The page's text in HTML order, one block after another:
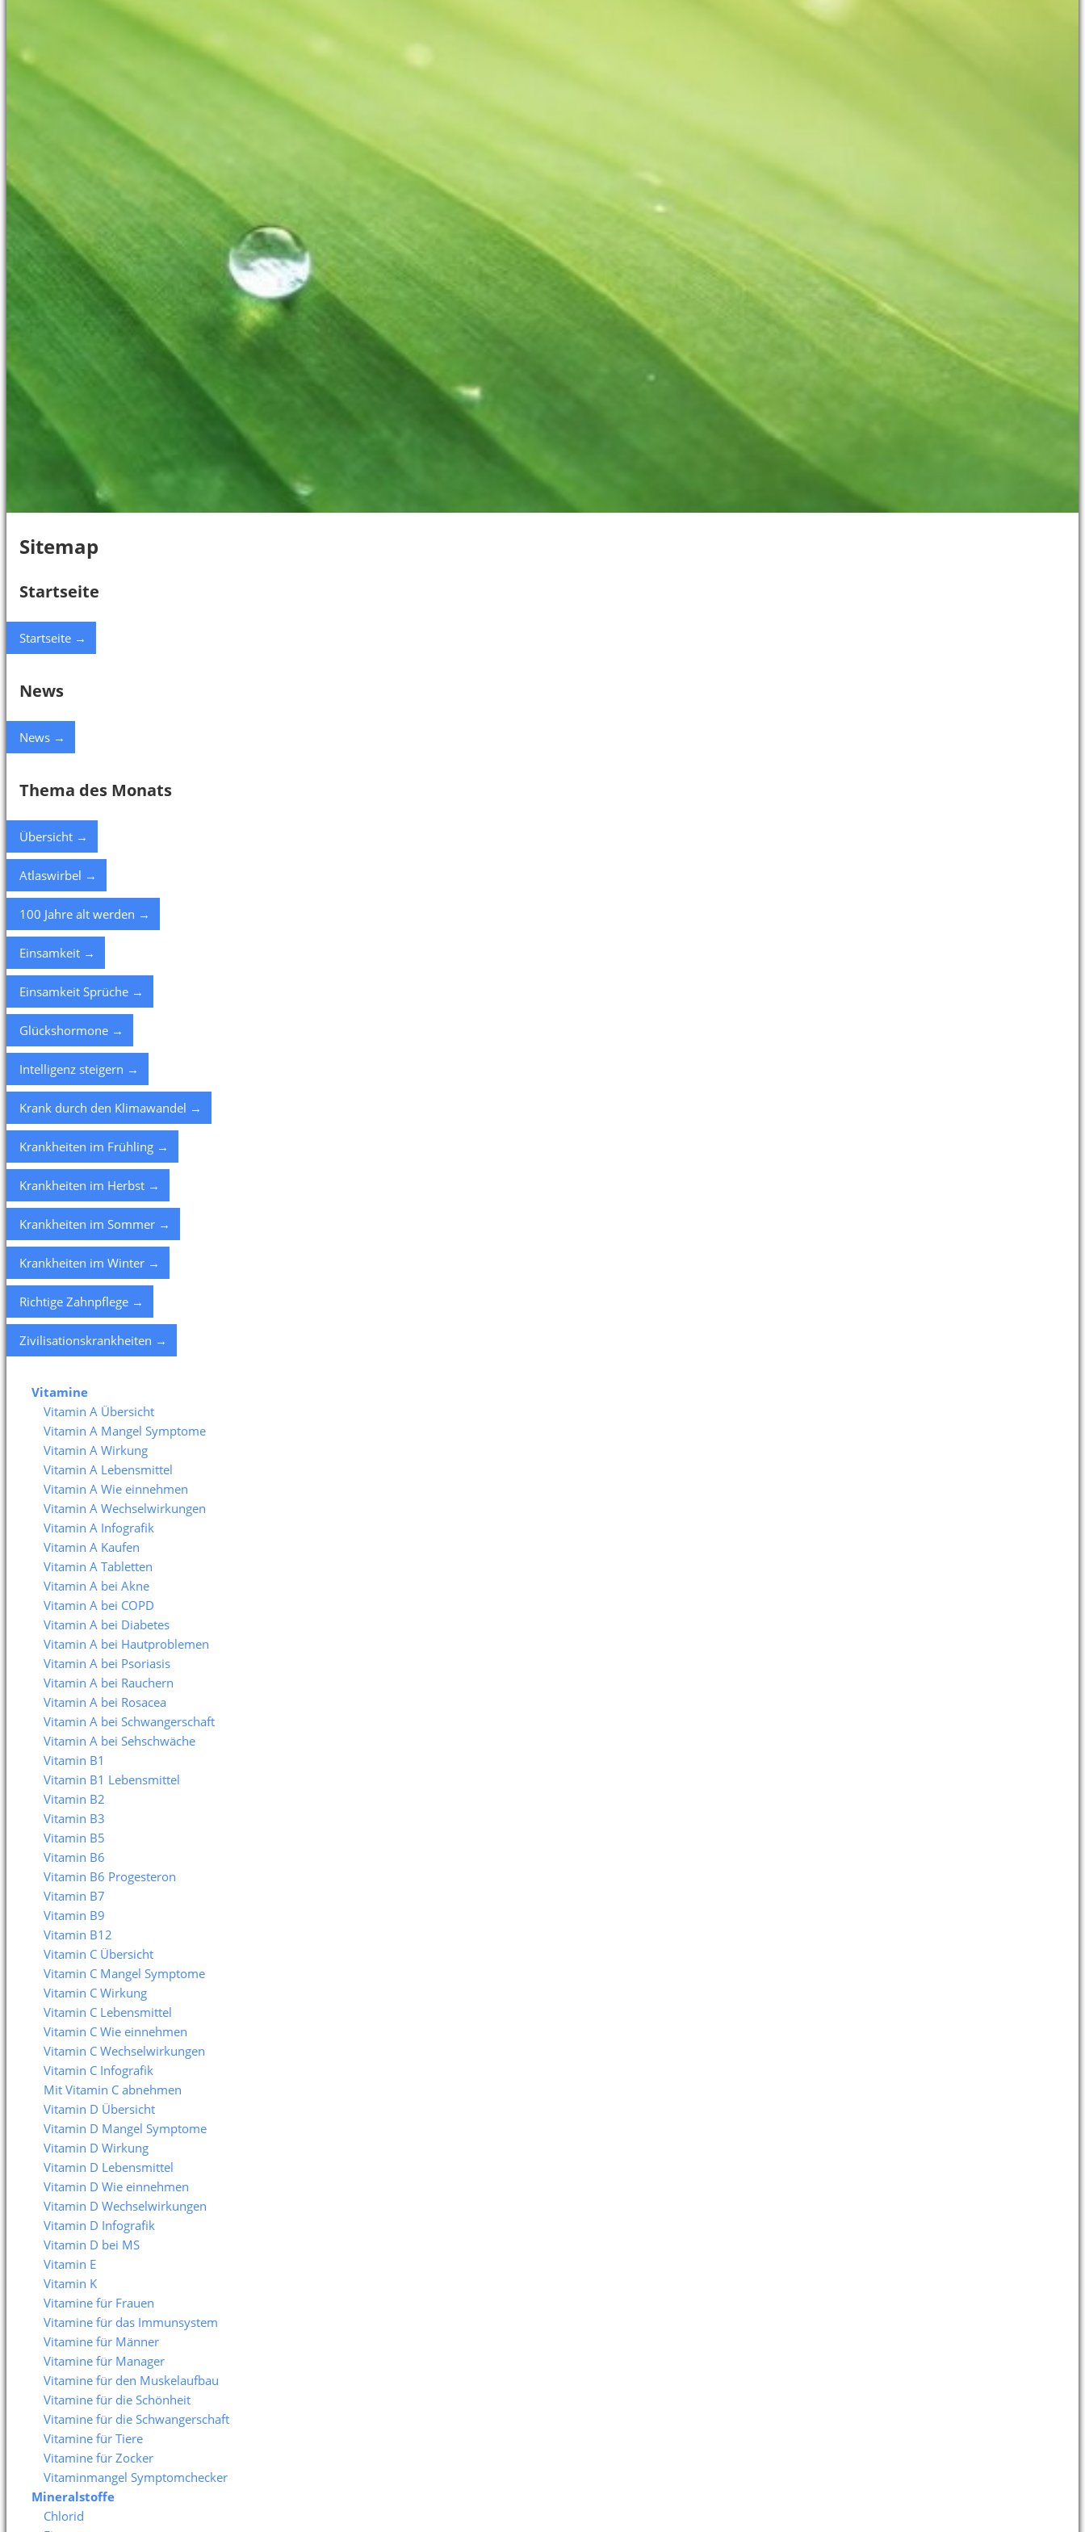
Sitemap
Startseite
Startseite →
News
News →
Thema des Monats
Übersicht →
Atlaswirbel →
100 Jahre alt werden →
Einsamkeit →
Einsamkeit Sprüche →
Glückshormone →
Intelligenz steigern →
Krank durch den Klimawandel →
Krankheiten im Frühling →
Krankheiten im Herbst →
Krankheiten im Sommer →
Krankheiten im Winter →
Richtige Zahnpflege →
Zivilisationskrankheiten →
Vitamine
Vitamin A Übersicht
Vitamin A Mangel Symptome
Vitamin A Wirkung
Vitamin A Lebensmittel
Vitamin A Wie einnehmen
Vitamin A Wechselwirkungen
Vitamin A Infografik
Vitamin A Kaufen
Vitamin A Tabletten
Vitamin A bei Akne
Vitamin A bei COPD
Vitamin A bei Diabetes
Vitamin A bei Hautproblemen
Vitamin A bei Psoriasis
Vitamin A bei Rauchern
Vitamin A bei Rosacea
Vitamin A bei Schwangerschaft
Vitamin A bei Sehschwäche
Vitamin B1
Vitamin B1 Lebensmittel
Vitamin B2
Vitamin B3
Vitamin B5
Vitamin B6
Vitamin B6 Progesteron
Vitamin B7
Vitamin B9
Vitamin B12
Vitamin C Übersicht
Vitamin C Mangel Symptome
Vitamin C Wirkung
Vitamin C Lebensmittel
Vitamin C Wie einnehmen
Vitamin C Wechselwirkungen
Vitamin C Infografik
Mit Vitamin C abnehmen
Vitamin D Übersicht
Vitamin D Mangel Symptome
Vitamin D Wirkung
Vitamin D Lebensmittel
Vitamin D Wie einnehmen
Vitamin D Wechselwirkungen
Vitamin D Infografik
Vitamin D bei MS
Vitamin E
Vitamin K
Vitamine für Frauen
Vitamine für das Immunsystem
Vitamine für Männer
Vitamine für Manager
Vitamine für den Muskelaufbau
Vitamine für die Schönheit
Vitamine für die Schwangerschaft
Vitamine für Tiere
Vitamine für Zocker
Vitaminmangel Symptomchecker
Mineralstoffe
Chlorid